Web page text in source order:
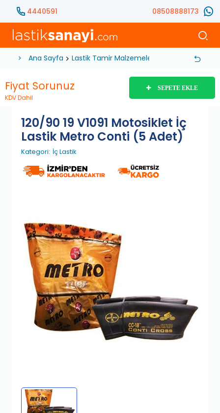
4440591 08508888173
Ana Sayfa Lastik Tamir Malzemeleri 120/
Fiyat Sorunuz
KDV Dahil
SEPETE EKLE
120/90 19 V1091 Motosiklet İç
Lastik Metro Conti (5 Adet)
Kategori: İç Lastik